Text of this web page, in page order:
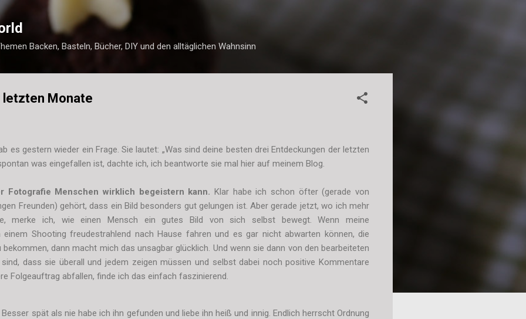
Direkt zum Hauptbereich
Backen, Basteln, Bücher, DIY und den alltäglichen Wahnsinn
letzten Monate
es gestern wieder ein Frage. Sie lautet: „Was sind deine besten drei Entdeckungen der letzten
was eingefallen ist, dachte ich, ich beantworte sie mal hier auf meinem Blog.
Fotografie Menschen wirklich begeistern kann. Klar habe ich schon öfter (gerade von
Freunden) gehört, dass ein Bild besonders gut gelungen ist. Aber gerade jetzt, wo ich mehr
merke ich, wie einen Mensch ein gutes Bild von sich selbst bewegt. Wenn meine
einem Shooting freudestrahlend nach Hause fahren und es gar nicht abwarten können, die
dann macht mich das unsagbar glücklich. Und wenn sie dann von den bearbeiteten
dass sie überall und jedem zeigen müssen und selbst dabei noch positive Kommentare
Folgeauftrag abfallen, finde ich das einfach faszinierend.
Besser spät als nie habe ich ihn gefunden und liebe ihn heiß und innig. Endlich herrscht Ordnung